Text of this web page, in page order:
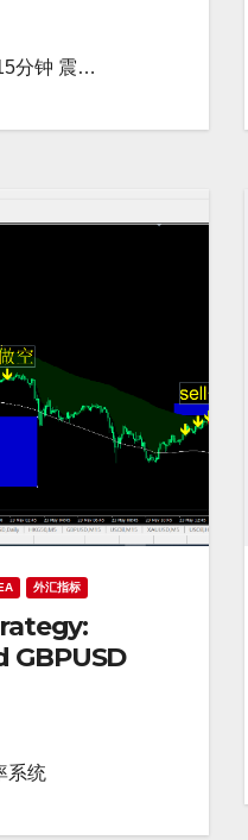
分钟 震…
外汇指标
GBPUSD
系统